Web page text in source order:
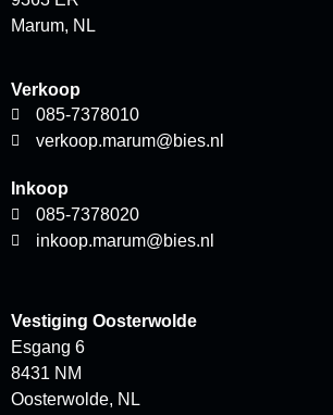
Marum, NL
Verkoop
085-7378010
verkoop.marum@bies.nl
Inkoop
085-7378020
inkoop.marum@bies.nl
Vestiging Oosterwolde
Esgang 6
8431 NM
Oosterwolde, NL